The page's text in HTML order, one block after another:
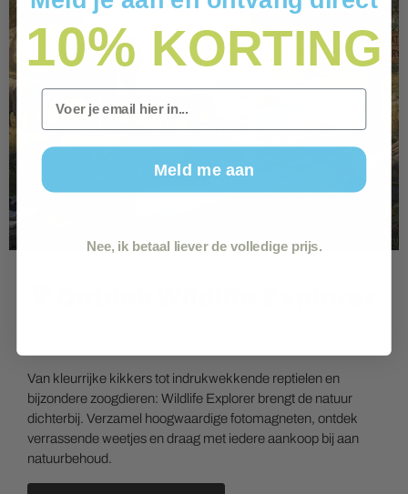
Van kleurrijke kikkers tot indrukwekkende reptielen en
bijzondere zoogdieren: Wildlife Explorer brengt de natuur
dichterbij. Verzamel hoogwaardige fotomagneten, ontdek
verrassende weetjes en draag met iedere aankoop bij aan
natuurbehoud.
10% KORTING
Email
Meld me aan
Nee, ik betaal liever de volledige prijs.